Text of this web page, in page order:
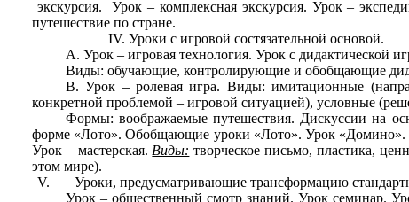
экскурсия. Урок – комплексная экскурсия. Урок –
путешествие по стране.
Уроки с игровой состязательной основой.
А. Урок – игровая технология. Урок с дидактической
Виды: обучающие, контролирующие и обобщающие
В. Урок – ролевая игра. Виды: имитационные
конкретной проблемой – игровой ситуацией), условные
Формы: воображаемые путешествия. Дискуссии на
форме «Лото». Обобщающие уроки «Лото». Урок «Домино».
Урок – мастерская. Виды: творческое письмо, пластика,
этом мире).
Уроки, предусматривающие трансформацию
Урок – общественный смотр знаний. Урок семинар.